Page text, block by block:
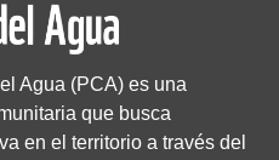
Agua (PCA) es una
que busca
en el territorio a través del